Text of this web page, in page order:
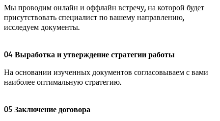
Мы проводим онлайн и оффлайн встречу, на которой будет
присутствовать специалист по вашему направлению,
исследуем документы.
04 Выработка и утверждение стратегии работы
На основании изученных документов согласовываем с вами
наиболее оптимальную стратегию.
05 Заключение договора